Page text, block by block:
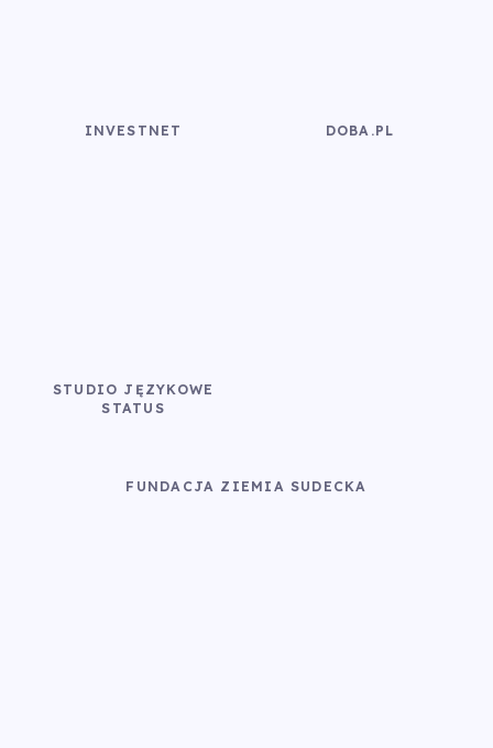
INVESTNET DOBA.PL
STUDIO JĘZYKOWE
STATUS
FUNDACJA ZIEMIA SUDECKA